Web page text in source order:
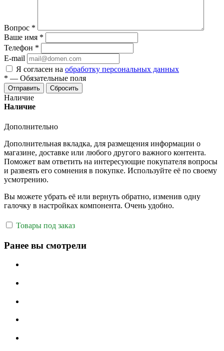
Вопрос *
Ваше имя *
Телефон *
E-mail
Я согласен на обработку персональных данных
* — Обязательные поля
Отправить Сбросить
Наличие
Наличие
Дополнительно
Дополнительная вкладка, для размещения информации о
магазине, доставке или любого другого важного контента.
Поможет вам ответить на интересующие покупателя вопросы
и развеять его сомнения в покупке. Используйте её по своему
усмотрению.
Вы можете убрать её или вернуть обратно, изменив одну
галочку в настройках компонента. Очень удобно.
Товары под заказ
Ранее вы смотрели